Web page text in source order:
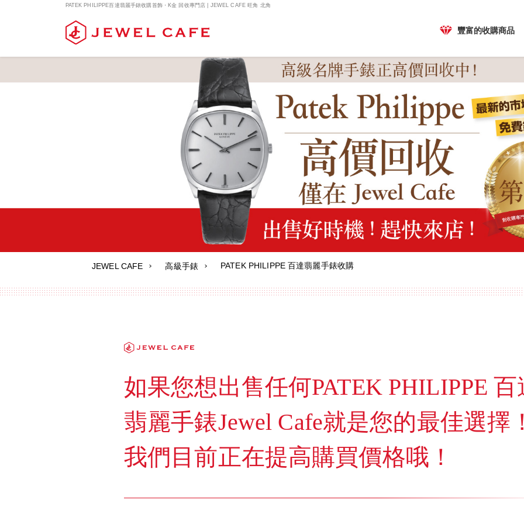
PATEK PHILIPPE百達翡麗手錶收購首飾・K金 回收專門店 | JEWEL CAFE 旺角 北角
豐富的收購商品
JEWEL CAFE 高級手錶 PATEK PHILIPPE 百達翡麗手錶收購
如果您想出售任何PATEK PHILIPPE 百
翡麗手錶Jewel Cafe就是您的最佳選擇
我們目前正在提高購買價格哦！